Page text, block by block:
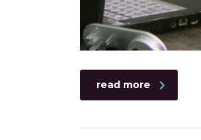
read more